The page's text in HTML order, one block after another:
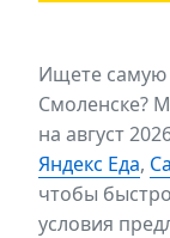
Ищете самую
Смоленске?
на август
Яндекс Еда,
чтобы
условия